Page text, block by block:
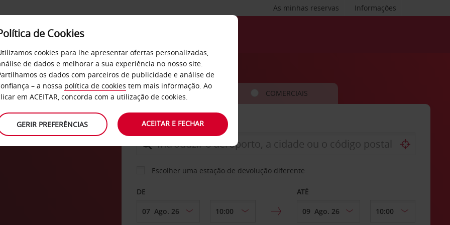
Informações
As minhas reservas
SERVIÇOS EMPRESAS
CARRO COMERCIAIS
LEVANTAR EM
Escolher uma estação de devolução diferente
DE ATÉ
de Cookies
cookies para lhe apresentar ofertas personalizadas,
de dados e melhorar a sua experiência no nosso site.
os dados com parceiros de publicidade e análise de
– a nossa política de cookies tem mais informação. Ao
em ACEITAR, concorda com a utilização de cookies.
GERIR PREFERÊNCIAS ACEITAR E FECHAR